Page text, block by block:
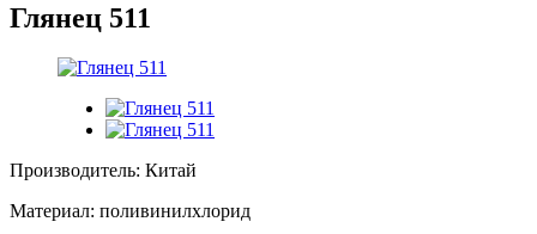
Глянец 511
Производитель: Китай
Материал: поливинилхлорид